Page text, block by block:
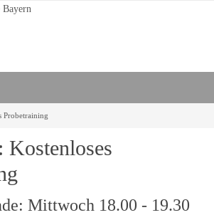
Probetraining
Mittwoch 18.00 - 19.30